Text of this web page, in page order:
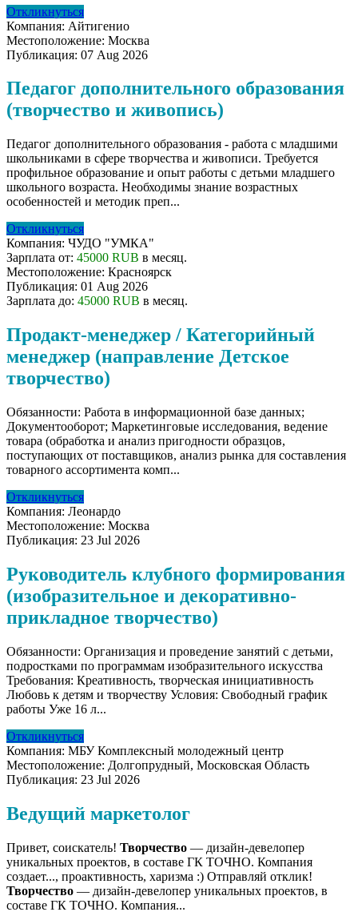
Откликнуться
Компания: Айтигенио
Местоположение: Москва
Публикация: 07 Aug 2026
Педагог дополнительного образования
(творчество и живопись)
Педагог дополнительного образования - работа с младшими
школьниками в сфере творчества и живописи. Требуется
профильное образование и опыт работы с детьми младшего
школьного возраста. Необходимы знание возрастных
особенностей и методик преп...
Откликнуться
Компания: ЧУДО "УМКА"
Зарплата от: 45000 RUB в месяц.
Местоположение: Красноярск
Публикация: 01 Aug 2026
Зарплата до: 45000 RUB в месяц.
Продакт-менеджер / Категорийный
менеджер (направление Детское
творчество)
Обязанности: Работа в информационной базе данных;
Документооборот; Маркетинговые исследования, ведение
товара (обработка и анализ пригодности образцов,
поступающих от поставщиков, анализ рынка для составления
товарного ассортимента комп...
Откликнуться
Компания: Леонардо
Местоположение: Москва
Публикация: 23 Jul 2026
Руководитель клубного формирования
(изобразительное и декоративно-
прикладное творчество)
Обязанности: Организация и проведение занятий с детьми,
подростками по программам изобразительного искусства
Требования: Креативность, творческая инициативность
Любовь к детям и творчеству Условия: Свободный график
работы Уже 16 л...
Откликнуться
Компания: МБУ Комплексный молодежный центр
Местоположение: Долгопрудный, Московская Область
Публикация: 23 Jul 2026
Ведущий маркетолог
Привет, соискатель! Творчество — дизайн-девелопер
уникальных проектов, в составе ГК ТОЧНО. Компания
создает..., проактивность, харизма :) Отправляй отклик!
Творчество — дизайн-девелопер уникальных проектов, в
составе ГК ТОЧНО. Компания...